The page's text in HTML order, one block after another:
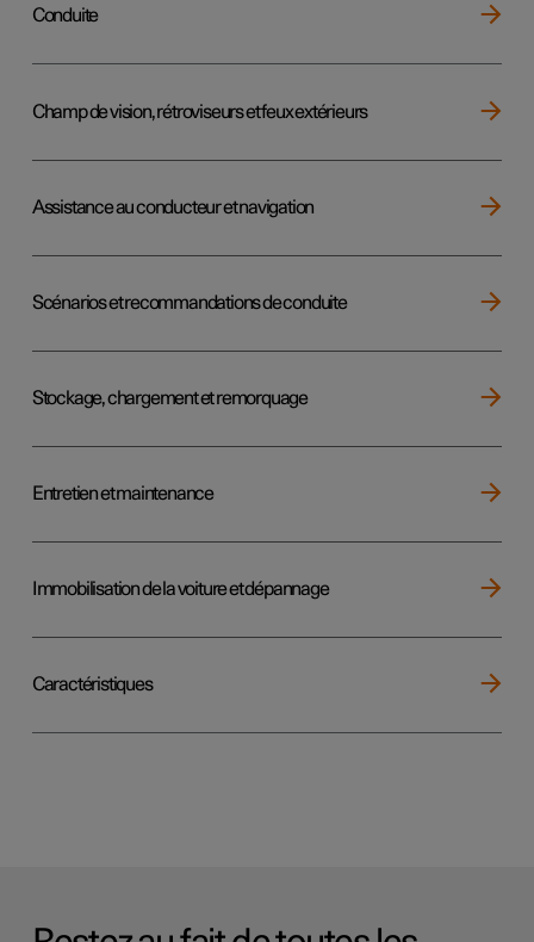
Conduite
Champ de vision, rétroviseurs et feux extérieurs
Assistance au conducteur et navigation
Scénarios et recommandations de conduite
Stockage, chargement et remorquage
Entretien et maintenance
Immobilisation de la voiture et dépannage
Caractéristiques